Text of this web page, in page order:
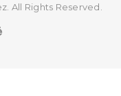
All Rights Reserved.